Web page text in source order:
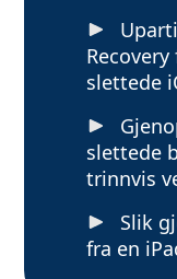
slettede
slettede
trinnvis
Slik
fra en